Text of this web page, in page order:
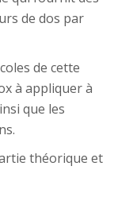
de dos par
de cette
à appliquer à
que les
théorique et